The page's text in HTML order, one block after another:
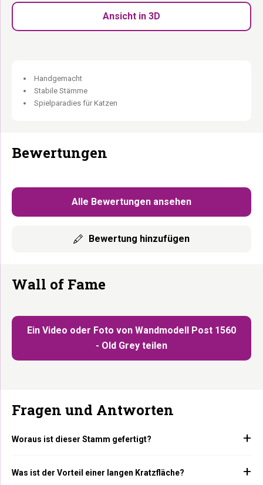
bestehenden Baum.
Ansicht in 3D
Handgemacht
Stabile Stämme
Spielparadies für Katzen
Bewertungen
Alle Bewertungen ansehen
Bewertung hinzufügen
Wall of Fame
Ein Video oder Foto von Wandmodell Post 1560
- Old Grey teilen
Fragen und Antworten
Woraus ist dieser Stamm gefertigt?
Was ist der Vorteil einer langen Kratzfläche?